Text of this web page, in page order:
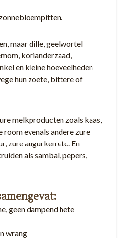
maar dille, geelwortel
korianderzaad,
en kleine hoeveelheden
hun zoete, bittere of
melkproducten zoals kaas,
room evenals andere zure
zure augurken etc. En
als sambal, pepers,
geen dampend hete
wrang